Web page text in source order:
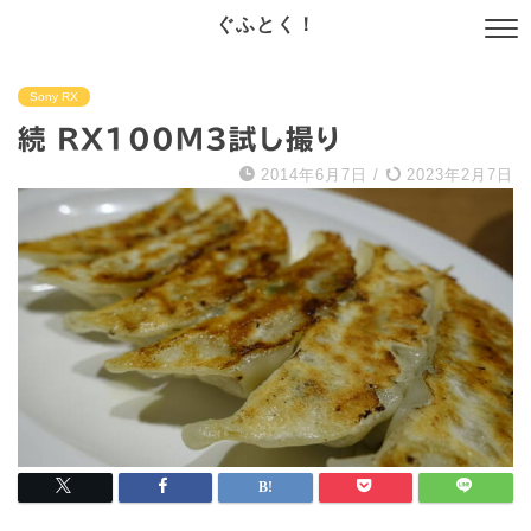
ぐふとく！
Sony RX
続 RX100M3試し撮り
2014年6月7日 / 2023年2月7日